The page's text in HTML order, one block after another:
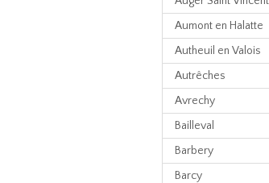
Aumont en Halatte
Autheuil en Valois
Autrêches
Avrechy
Bailleval
Barbery
Barcy